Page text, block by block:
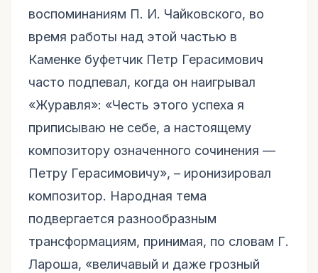
воспоминаниям П. И. Чайковского, во
время работы над этой частью в
Каменке буфетчик Петр Герасимович
часто подпевал, когда он наигрывал
«Журавля»: «Честь этого успеха я
приписываю не себе, а настоящему
композитору означенного сочинения —
Петру Герасимовичу», – иронизировал
композитор. Народная тема
подвергается разнообразным
трансформациям, принимая, по словам Г.
Лароша, «величавый и даже грозный